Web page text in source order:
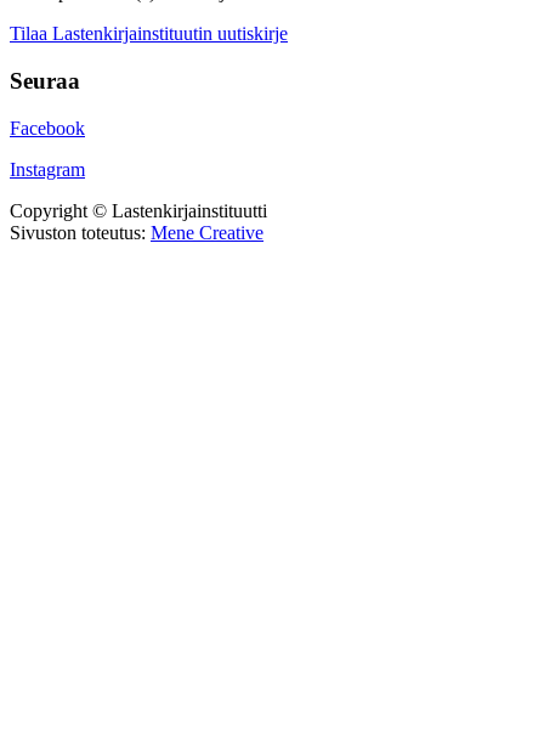
Tilaa Lastenkirjainstituutin uutiskirje
Seuraa
Facebook
Instagram
Copyright © Lastenkirjainstituutti
Sivuston toteutus: Mene Creative